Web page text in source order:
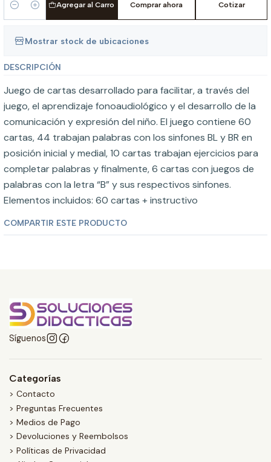
Cantidad
Agregar al Carro Comprar ahora Cotizar
Mostrar stock de ubicaciones
DESCRIPCIÓN
Juego de cartas desarrollado para facilitar, a través del
juego, el aprendizaje fonoaudiológico y el desarrollo de la
comunicación y expresión del niño. El juego contiene 60
cartas, 44 trabajan palabras con los sinfones BL y BR en
posición inicial y medial, 10 cartas trabajan ejercicios para
completar palabras y finalmente, 6 cartas con juegos de
palabras con la letra “B” y sus respectivos sinfones.
Elementos incluidos: 60 cartas + instructivo
COMPARTIR ESTE PRODUCTO
Síguenos
Categorías
> Contacto
> Preguntas Frecuentes
> Medios de Pago
> Devoluciones y Reembolsos
> Políticas de Privacidad